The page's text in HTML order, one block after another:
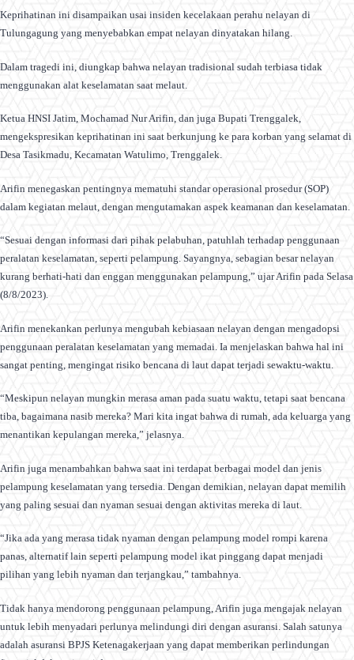
Keprihatinan ini disampaikan usai insiden kecelakaan perahu nelayan di
Tulungagung yang menyebabkan empat nelayan dinyatakan hilang.
Dalam tragedi ini, diungkap bahwa nelayan tradisional sudah terbiasa tidak
menggunakan alat keselamatan saat melaut.
Ketua HNSI Jatim, Mochamad Nur Arifin, dan juga Bupati Trenggalek,
mengekspresikan keprihatinan ini saat berkunjung ke para korban yang selamat di
Desa Tasikmadu, Kecamatan Watulimo, Trenggalek.
Arifin menegaskan pentingnya mematuhi standar operasional prosedur (SOP)
dalam kegiatan melaut, dengan mengutamakan aspek keamanan dan keselamatan.
“Sesuai dengan informasi dari pihak pelabuhan, patuhlah terhadap penggunaan
peralatan keselamatan, seperti pelampung. Sayangnya, sebagian besar nelayan
kurang berhati-hati dan enggan menggunakan pelampung,” ujar Arifin pada Selasa
(8/8/2023).
Arifin menekankan perlunya mengubah kebiasaan nelayan dengan mengadopsi
penggunaan peralatan keselamatan yang memadai. Ia menjelaskan bahwa hal ini
sangat penting, mengingat risiko bencana di laut dapat terjadi sewaktu-waktu.
“Meskipun nelayan mungkin merasa aman pada suatu waktu, tetapi saat bencana
tiba, bagaimana nasib mereka? Mari kita ingat bahwa di rumah, ada keluarga yang
menantikan kepulangan mereka,” jelasnya.
Arifin juga menambahkan bahwa saat ini terdapat berbagai model dan jenis
pelampung keselamatan yang tersedia. Dengan demikian, nelayan dapat memilih
yang paling sesuai dan nyaman sesuai dengan aktivitas mereka di laut.
“Jika ada yang merasa tidak nyaman dengan pelampung model rompi karena
panas, alternatif lain seperti pelampung model ikat pinggang dapat menjadi
pilihan yang lebih nyaman dan terjangkau,” tambahnya.
Tidak hanya mendorong penggunaan pelampung, Arifin juga mengajak nelayan
untuk lebih menyadari perlunya melindungi diri dengan asuransi. Salah satunya
adalah asuransi BPJS Ketenagakerjaan yang dapat memberikan perlindungan